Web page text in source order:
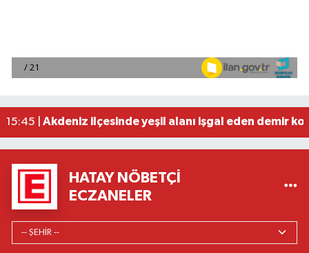
16:48 |
Adana'da ani kalp durmalarına karşı kullanılan
15:45 | Akdeniz ilçesinde yeşil alanı işgal eden demir
HATAY NÖBETÇI
ECZANELER